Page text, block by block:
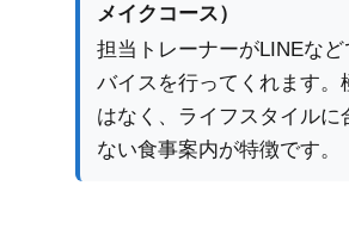
メイクコース）
担当トレーナーがLINEな
バイスを行ってくれます。
はなく、ライフスタイルに
ない食事案内が特徴です。